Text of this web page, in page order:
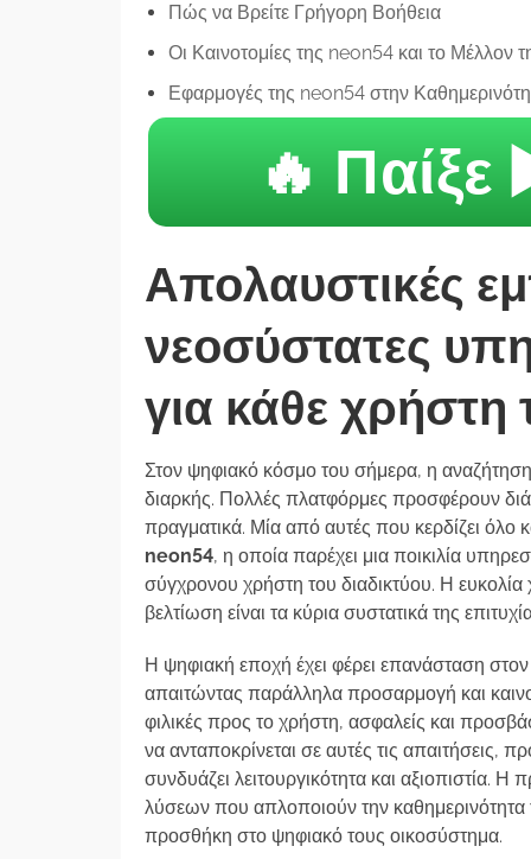
Πώς να Βρείτε Γρήγορη Βοήθεια
Οι Καινοτομίες της neon54 και το Μέλλον
Εφαρμογές της neon54 στην
🔥 Παίξε
Απολαυστικές
νεοσύστατες
για κάθε χρήστη
Στον ψηφιακό κόσμο του σήμερα, η αναζήτηση
διαρκής. Πολλές πλατφόρμες προσφέρουν
πραγματικά. Μία από αυτές που κερδίζει όλο
neon54, η οποία παρέχει μια ποικιλία
σύγχρονου χρήστη του διαδικτύου. Η
βελτίωση είναι τα κύρια συστατικά της
Η ψηφιακή εποχή έχει φέρει επανάσταση
απαιτώντας παράλληλα προσαρμογή και
φιλικές προς το χρήστη, ασφαλείς και
να ανταποκρίνεται σε αυτές τις απαιτήσεις,
συνδυάζει λειτουργικότητα και αξιοπιστία.
λύσεων που απλοποιούν την
προσθήκη στο ψηφιακό τους οικοσύστημα.